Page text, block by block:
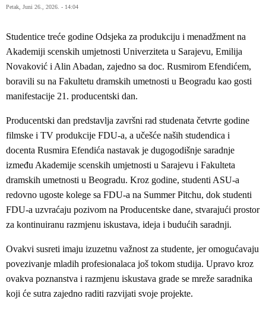
Petak, Juni 26., 2026. - 14:04
Studentice treće godine Odsjeka za produkciju i menadžment na
Akademiji scenskih umjetnosti Univerziteta u Sarajevu, Emilija
Novaković i Alin Abadan, zajedno sa doc. Rusmirom Efendićem,
boravili su na Fakultetu dramskih umetnosti u Beogradu kao gosti
manifestacije 21. producentski dan.
Producentski dan predstavlja završni rad studenata četvrte godine
filmske i TV produkcije FDU-a, a učešće naših studendica i
docenta Rusmira Efendića nastavak je dugogodišnje saradnje
između Akademije scenskih umjetnosti u Sarajevu i Fakulteta
dramskih umetnosti u Beogradu. Kroz godine, studenti ASU-a
redovno ugoste kolege sa FDU-a na Summer Pitchu, dok studenti
FDU-a uzvraćaju pozivom na Producentske dane, stvarajući prostor
za kontinuiranu razmjenu iskustava, ideja i budućih saradnji.
Ovakvi susreti imaju izuzetnu važnost za studente, jer omogućavaju
povezivanje mladih profesionalaca još tokom studija. Upravo kroz
ovakva poznanstva i razmjenu iskustava grade se mreže saradnika
koji će sutra zajedno raditi razvijati svoje projekte.